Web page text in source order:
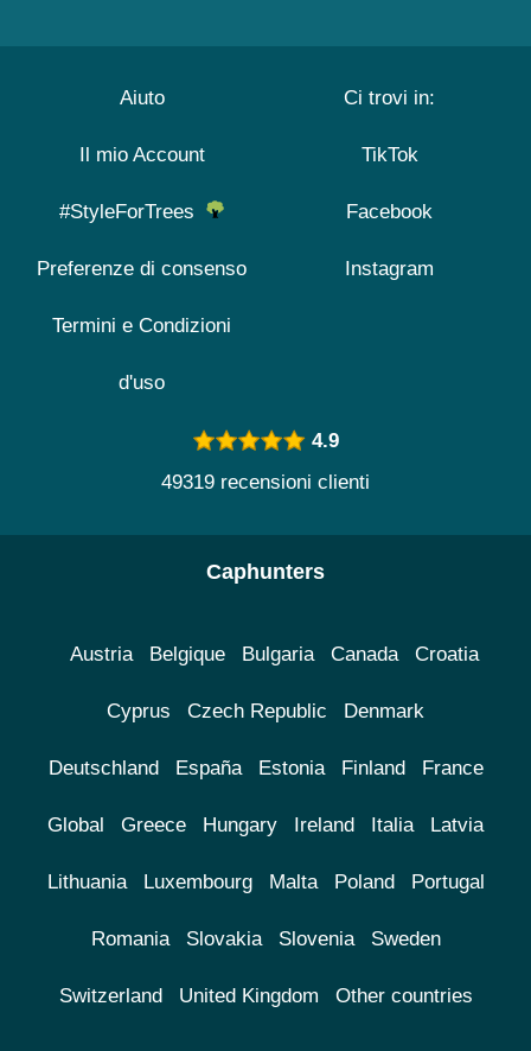
Aiuto
Il mio Account
#StyleForTrees
Preferenze di consenso
Termini e Condizioni
d'uso
Ci trovi in:
TikTok
Facebook
Instagram
4.9
49319 recensioni clienti
Caphunters
Austria Belgique Bulgaria Canada Croatia
Cyprus Czech Republic Denmark
Deutschland España Estonia Finland France
Global Greece Hungary Ireland Italia Latvia
Lithuania Luxembourg Malta Poland Portugal
Romania Slovakia Slovenia Sweden
Switzerland United Kingdom Other countries